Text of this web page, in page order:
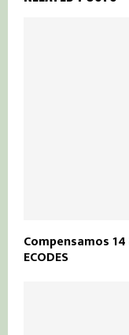
Compensamos
ECODES